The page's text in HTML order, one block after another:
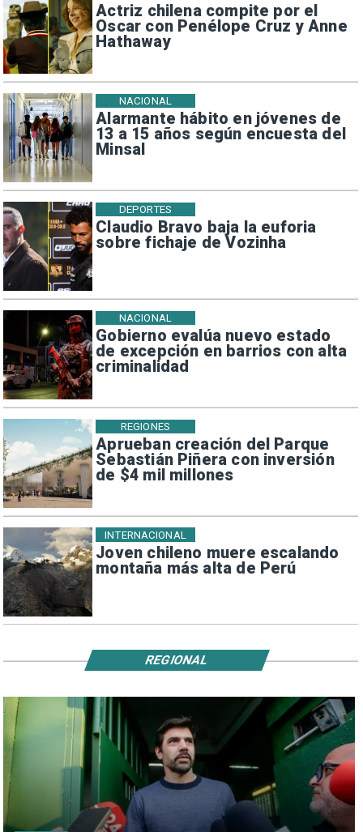
Actriz chilena compite por el
Oscar con Penélope Cruz y Anne
Hathaway
Alarmante hábito en jóvenes de
13 a 15 años según encuesta del
Minsal
NACIONAL
Claudio Bravo baja la euforia
sobre fichaje de Vozinha
DEPORTES
Gobierno evalúa nuevo estado
de excepción en barrios con alta
criminalidad
NACIONAL
Aprueban creación del Parque
Sebastián Piñera con inversión
de $4 mil millones
REGIONES
Joven chileno muere escalando
montaña más alta de Perú
INTERNACIONAL
REGIONAL